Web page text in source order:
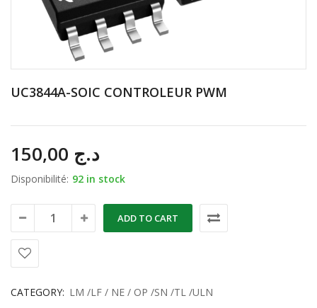
UC3844A-SOIC CONTROLEUR PWM
د.ج
Disponibilité: 92 in stock
ADD TO CART
CATEGORY: LM /LF / NE / OP /SN /TL /ULN